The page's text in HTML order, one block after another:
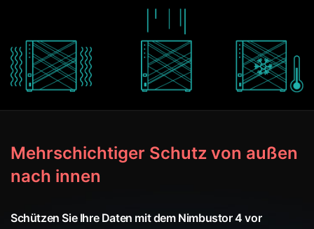
Mehrschichtiger Schutz von außen
nach innen
Schützen Sie Ihre Daten mit dem Nimbustor 4 vor